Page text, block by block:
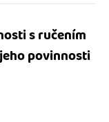
s ručením
povinnosti